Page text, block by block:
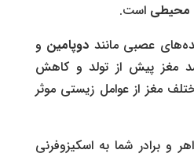
محیطی است.
عصبی مانند دوپامین و
مغز پیش از تولد و کاهش
مغز از عوامل زیستی موثر
و برادر شما به اسکیزوفرنی